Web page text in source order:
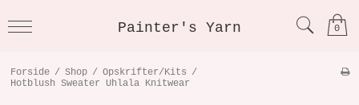
Painter's Yarn 0
Forside / Shop / Opskrifter/Kits /
Hotblush Sweater Uhlala Knitwear